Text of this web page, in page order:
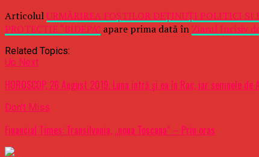
ArticolulURMĂRIREA FOŞTILOR DEŢINUŢI POLITICI SI
PROTECTIE “BIDEPA” apare prima dată în Ziarul Incisiv
Related Topics:
Up Next
HOROSCOP, 26 August 2019. Luna intră şi ea în Rac, iar semnele
Don't Miss
Financial Times: Transilvania, „noua Toscana” – Prin oras